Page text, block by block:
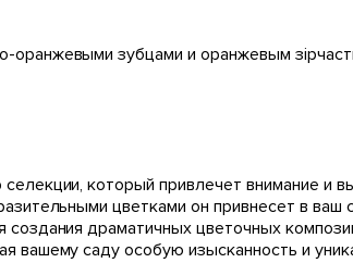
зубцами и оранжевым
который привлечет внимание и
цветками он привнесет в ваш
драматичных цветочных
вашему саду особую изысканность и